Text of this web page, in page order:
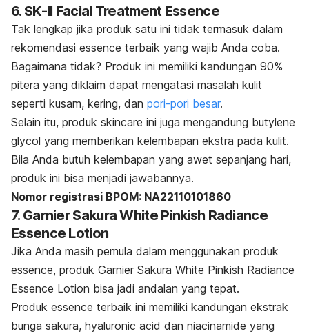
6. SK-II Facial Treatment Essence
Tak lengkap jika produk satu ini tidak termasuk dalam
rekomendasi essence terbaik yang wajib Anda coba.
Bagaimana tidak? Produk ini memiliki kandungan 90%
pitera yang diklaim dapat mengatasi masalah kulit
seperti kusam, kering, dan pori-pori besar.
Selain itu, produk skincare ini juga mengandung butylene
glycol yang memberikan kelembapan ekstra pada kulit.
Bila Anda butuh kelembapan yang awet sepanjang hari,
produk ini bisa menjadi jawabannya.
Nomor registrasi BPOM: NA22110101860
7. Garnier Sakura White Pinkish Radiance
Essence Lotion
Jika Anda masih pemula dalam menggunakan produk
essence, produk Garnier Sakura White Pinkish Radiance
Essence Lotion bisa jadi andalan yang tepat.
Produk essence terbaik ini memiliki kandungan ekstrak
bunga sakura, hyaluronic acid dan niacinamide yang